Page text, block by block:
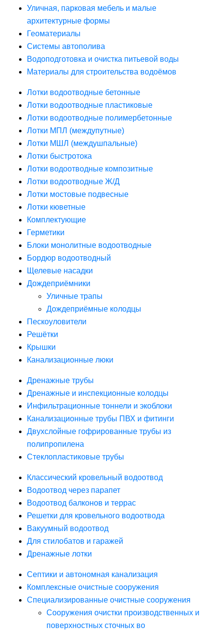
Уличная, парковая мебель и малые
архитектурные формы
Геоматериалы
Системы автополива
Водоподготовка и очистка питьевой воды
Материалы для строительства водоёмов
Лотки водоотводные бетонные
Лотки водоотводные пластиковые
Лотки водоотводные полимербетонные
Лотки МПЛ (междупутные)
Лотки МШЛ (междушпальные)
Лотки быстротока
Лотки водоотводные композитные
Лотки водоотводные Ж/Д
Лотки мостовые подвесные
Лотки кюветные
Комплектующие
Герметики
Блоки монолитные водоотводные
Бордюр водоотводный
Щелевые насадки
Дождеприёмники
Уличные трапы
Дождеприёмные колодцы
Пескоуловители
Решётки
Крышки
Канализационные люки
Дренажные трубы
Дренажные и инспекционные колодцы
Инфильтрационные тоннели и экоблоки
Канализационные трубы ПВХ и фитинги
Двухслойные гофрированные трубы из
полипропилена
Стеклопластиковые трубы
Классический кровельный водоотвод
Водоотвод через парапет
Водоотвод балконов и террас
Решетки для кровельного водоотвода
Вакуумный водоотвод
Для стилобатов и гаражей
Дренажные лотки
Септики и автономная канализация
Комплексные очистные сооружения
Специализированные очистные сооружения
Сооружения очистки производственных и
поверхностных сточных во